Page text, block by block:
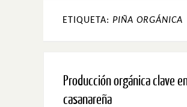
ETIQUETA: PIÑA ORGÁNICA
Producción orgánica clave
casanareña